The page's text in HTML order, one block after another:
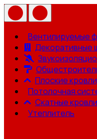
Вентилируемые
Декоративные
Плоские
Потолочная
Скатные кровли
Утеплитель